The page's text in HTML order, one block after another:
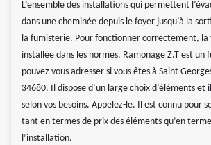
L’ensemble des installations qui permettent
dans une cheminée depuis le foyer jusqu’à la
la fumisterie. Pour fonctionner correctement,
installée dans les normes. Ramonage Z.T est un
pouvez vous adresser si vous êtes à Saint
34680. Il dispose d’un large choix d’éléments
selon vos besoins. Appelez-le. Il est connu pour
tant en termes de prix des éléments qu’en
l’installation.